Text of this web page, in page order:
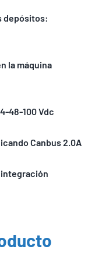
depósitos:
la máquina
48-100 Vdc
Canbus 2.0A